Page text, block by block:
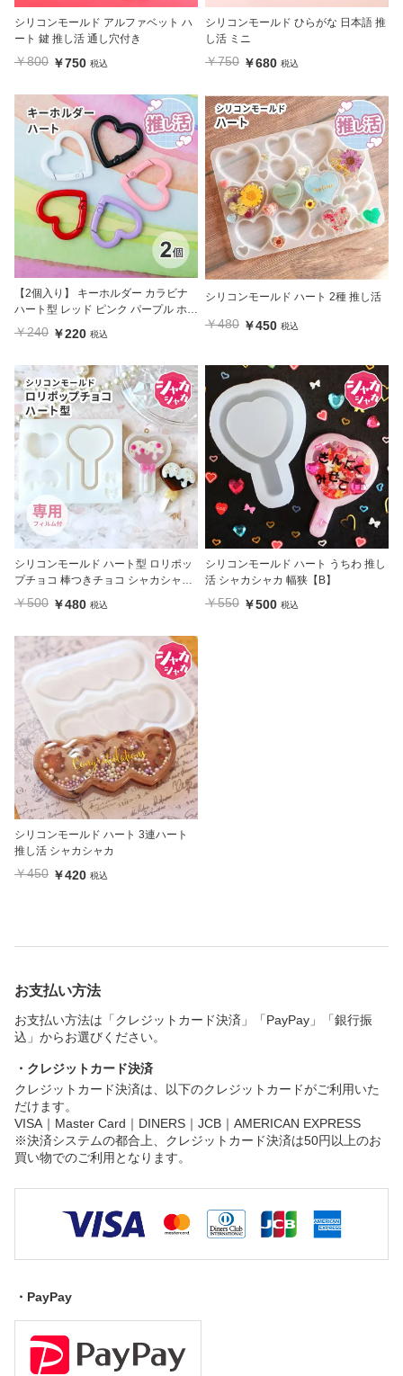
シリコンモールド アルファベット ハ
ート 鍵 推し活 通し穴付き
￥800 ￥750 税込
シリコンモールド ひらがな 日本語 推
し活 ミニ
￥750 ￥680 税込
【2個入り】 キーホルダー カラビナ
ハート型 レッド ピンク パープル ホワ
イト ブラック
￥240 ￥220 税込
シリコンモールド ハート 2種 推し活
￥480 ￥450 税込
シリコンモールド ハート型 ロリポッ
プチョコ 棒つきチョコ シャカシャカ
専用フィルム付
￥500 ￥480 税込
シリコンモールド ハート うちわ 推し
活 シャカシャカ 幅狭【B】
￥550 ￥500 税込
シリコンモールド ハート 3連ハート
推し活 シャカシャカ
￥450 ￥420 税込
お支払い方法
お支払い方法は「クレジットカード決済」「PayPay」「銀行振
込」からお選びください。
・クレジットカード決済
クレジットカード決済は、以下のクレジットカードがご利用いた
だけます。
VISA｜Master Card｜DINERS｜JCB｜AMERICAN EXPRESS
※決済システムの都合上、クレジットカード決済は50円以上のお
買い物でのご利用となります。
・PayPay